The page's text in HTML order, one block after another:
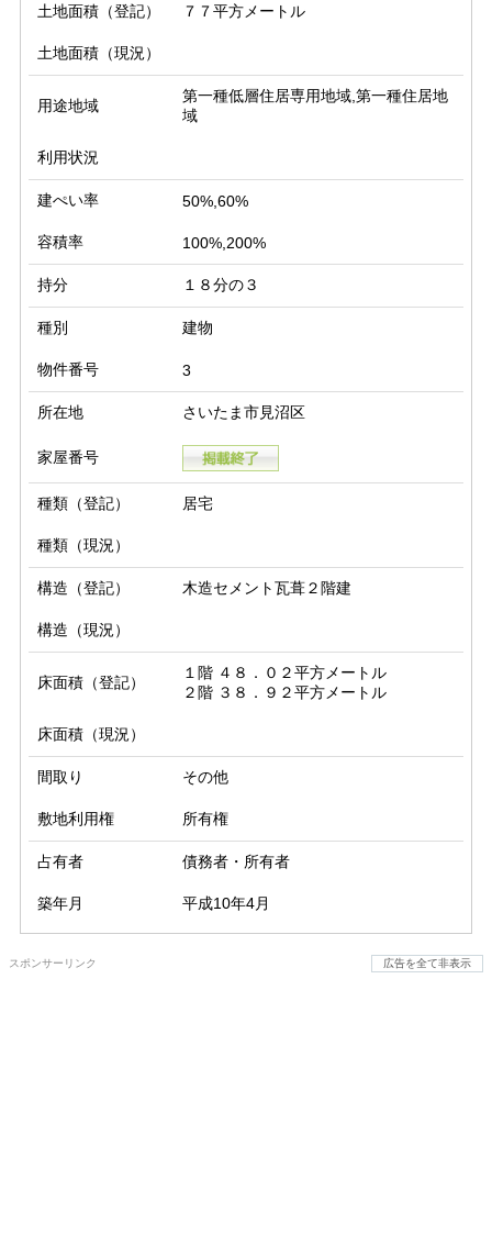
土地面積（登記） ７７平方メートル
土地面積（現況）
用途地域
第一種低層住居専用地域,第一種住居地
域
利用状況
建ぺい率 50%,60%
容積率 100%,200%
持分 １８分の３
種別 建物
物件番号 3
所在地 さいたま市見沼区
家屋番号
種類（登記） 居宅
種類（現況）
構造（登記） 木造セメント瓦葺２階建
構造（現況）
床面積（登記）
１階 ４８．０２平方メートル
２階 ３８．９２平方メートル
床面積（現況）
間取り その他
敷地利用権 所有権
占有者 債務者・所有者
築年月 平成10年4月
スポンサーリンク 広告を全て非表示